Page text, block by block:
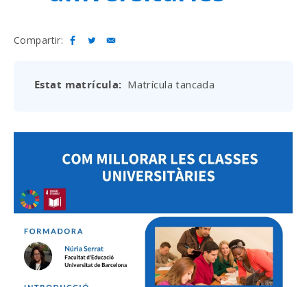
Compartir:
Estat matrícula Matrícula tancada